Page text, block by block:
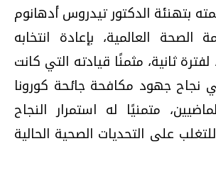
بتهنئة الدكتور تيدروس أدهانوم
العالمية، بإعادة انتخابه
ثانية، مثمنًا قيادته التي كانت
نجاح جهود مكافحة جائحة كورونا
متمنيًا له استمرار النجاح
على التحديات الصحية الحالية